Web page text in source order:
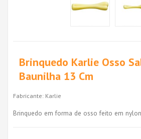
Brinquedo Karlie Osso
Baunilha 13 Cm
Fabricante: Karlie
Brinquedo em forma de osso feito em